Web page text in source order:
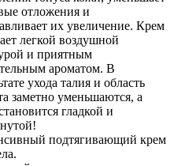
отложения и
их увеличение. Крем
легкой воздушной
и приятным
ароматом. В
ухода талия и область
заметно уменьшаются, а
гладкой и
подтягивающий крем